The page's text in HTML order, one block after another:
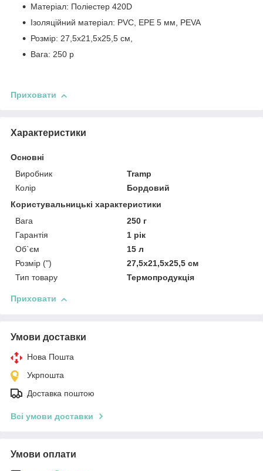
Матеріал: Поліестер 420D
Ізоляційний матеріал: PVC, EPE 5 мм, PEVA
Розмір: 27,5x21,5x25,5 см,
Вага: 250 р
Приховати
Характеристики
Основні
Виробник
Tramp
Колір
Бордовий
Користувальницькі характеристики
Вага
250 г
Гарантія
1 рік
Об`єм
15 л
Розмір (")
27,5x21,5x25,5 см
Тип товару
Термопродукція
Приховати
Умови доставки
Нова Пошта
Укрпошта
Доставка поштою
Всі умови доставки
Умови оплати